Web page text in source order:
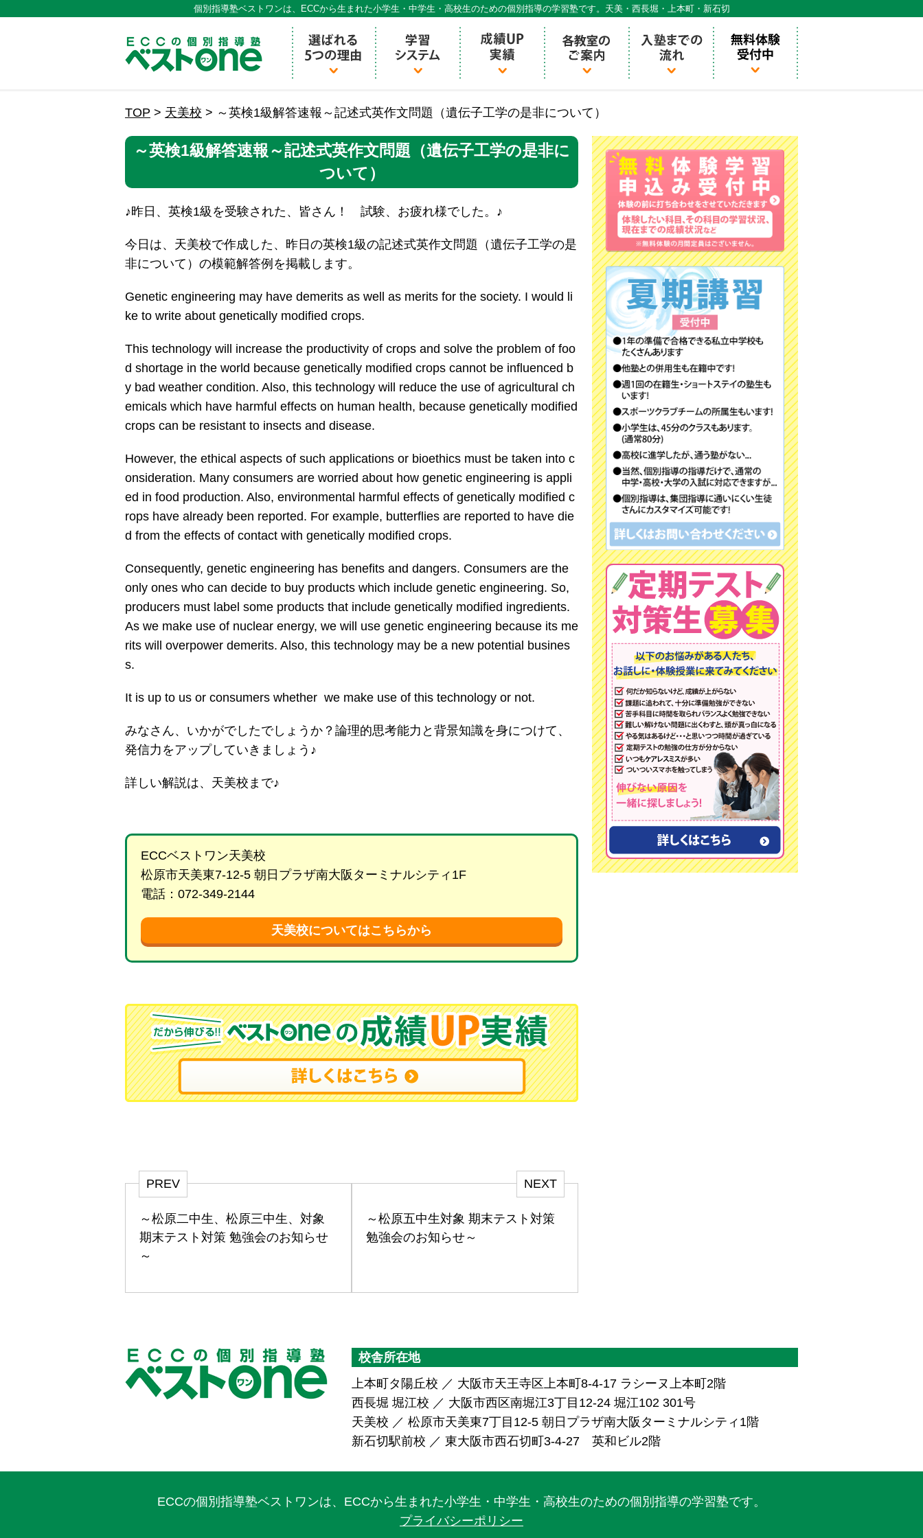
個別指導塾ベストワンは、ECCから生まれた小学生・中学生・高校生のための個別指導の学習塾です。天美・西長堀・上本町・新石切
ECCの個別指導ECCベストワン
TOP > 天美校 > ～英検1級解答速報～記述式英作文問題（遺伝子工学の是非について）
～英検1級解答速報～記述式英作文問題（遺伝子工学の是非に
ついて）
♪昨日、英検1級を受験された、皆さん！ 試験、お疲れ様でした。♪
今日は、天美校で作成した、昨日の英検1級の記述式英作文問題（遺伝子工学の是
非について）の模範解答例を掲載します。
Genetic engineering may have demerits as well as merits for the society. I would li
ke to write about genetically modified crops.
This technology will increase the productivity of crops and solve the problem of foo
d shortage in the world because genetically modified crops cannot be influenced b
y bad weather condition. Also, this technology will reduce the use of agricultural ch
emicals which have harmful effects on human health, because genetically modified
crops can be resistant to insects and disease.
However, the ethical aspects of such applications or bioethics must be taken into c
onsideration. Many consumers are worried about how genetic engineering is appli
ed in food production. Also, environmental harmful effects of genetically modified c
rops have already been reported. For example, butterflies are reported to have die
d from the effects of contact with genetically modified crops.
Consequently, genetic engineering has benefits and dangers. Consumers are the
only ones who can decide to buy products which include genetic engineering. So,
producers must label some products that include genetically modified ingredients.
As we make use of nuclear energy, we will use genetic engineering because its me
rits will overpower demerits. Also, this technology may be a new potential busines
s.
It is up to us or consumers whether we make use of this technology or not.
みなさん、いかがでしたでしょうか？論理的思考能力と背景知識を身につけて、
発信力をアップしていきましょう♪
詳しい解説は、天美校まで♪
ECCベストワン天美校
松原市天美東7-12-5 朝日プラザ南大阪ターミナルシティ1F
電話：072-349-2144
天美校についてはこちらから
PREV
～松原二中生、松原三中生、対象
期末テスト対策 勉強会のお知らせ
～
NEXT
～松原五中生対象 期末テスト対策
勉強会のお知らせ～
校舎所在地
上本町タ陽丘校 ／ 大阪市天王寺区上本町8-4-17 ラシーヌ上本町2階
西長堀 堀江校 ／ 大阪市西区南堀江3丁目12-24 堀江102 301号
天美校 ／ 松原市天美東7丁目12-5 朝日プラザ南大阪ターミナルシティ1階
新石切駅前校 ／ 東大阪市西石切町3-4-27 英和ビル2階
ECCの個別指導塾ベストワンは、ECCから生まれた小学生・中学生・高校生のための個別指導の学習塾です。
プライバシーポリシー